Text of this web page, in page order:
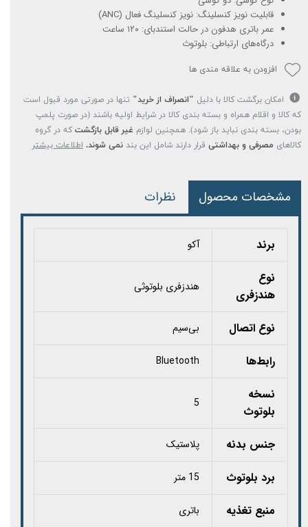
قابلیت نویز کنسلینگ: نویز کنسلینگ فعال (ANC)
عمر باتری هدفون در حالت استندبای: ۱۲۰ ساعت
درگاه‌های ارتباطی: بلوتوث
افزودن به علاقه مندی ها
امکان برگشت کالا با دلیل "انصراف از خرید" تنها در صورتی مورد قبول است
که کالا و اقلام همراه و بسته بندی کالا در شرایط اولیه باشند (در صورت پلمپ
بودن، بسته بندی نباید باز شود). همچنین لوازم غیر قابل بازگشت که در گروه
کالاهای مصرفی و بهداشتی قرار دارند شامل این بند نمی شوند. اطلاعات بیشتر
مشخصات محصول نظرات
برند آکو
نوع
هندزفری
هندزفری بلوتوثی
نوع اتصال بی‌سیم
رابط‌ها Bluetooth
نسخه
بلوتوث
5
جنس بدنه پلاستیک
برد بلوتوث 15 متر
منبع تغذیه باتری